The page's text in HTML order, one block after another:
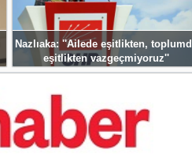
Nazlıaka: ''Ailede eşitlikten,
eşitlikten vazgeçmiyoruz''